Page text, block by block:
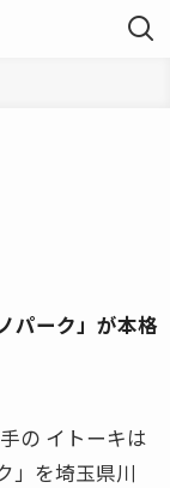
パーク」が本格
の イトーキは
」を埼玉県川